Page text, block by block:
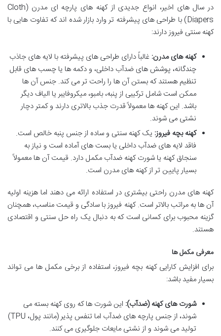
در سال های اخیر، انواع جدیدی از کهنه های پارچه ای مدرن (Cloth
Diapers) با طراحی های پیشرفته تر وارد بازار شده اند که تفاوت هایی با
کهنه سنتی فیروز دارند:
کهنه های مدرن: غالباً دارای طراحی های پیشرفته با لایه های جاذب
چندگانه، پوشش های ضدآب داخلی، و دکمه ها یا چسب های قابل
تنظیم هستند که بستن آن ها را راحت تر می کند. جنس آن ها
ممکن است شامل ترکیبی از پنبه، بامبو، میکروفایبر یا الیاف دیگر
باشد. این کهنه ها معمولاً قدرت جذب بالاتری دارند و کمتر دچار
نشتی می شوند.
کهنه بچه فیروز: یک کهنه سنتی و ساده از جنس پنبه خالص است.
فاقد لایه های ضدآب داخلی یا بست های آماده است و نیاز به
سنجاق کهنه یا شورت کهنه ضدآب مکمل دارد. قیمت آن ها معمولاً
بسیار پایین تر از کهنه های مدرن است.
کهنه های مدرن راحتی بیشتری در استفاده ارائه می دهند اما هزینه اولیه
آن ها به مراتب بالاتر است. کهنه فیروز با سادگی و قیمت مناسب، همچنان
گزینه محبوب برای کسانی است که به دنبال یک راه حل سنتی و اقتصادی
هستند.
معرفی مکمل ها
برای افزایش کارایی کهنه بچه فیروز، استفاده از برخی مکمل ها می تواند
بسیار مفید باشد:
شورت های کهنه (ضدآب): این شورت ها که روی کهنه بسته می
شوند، از جنس پارچه های ضدآب اما تنفس پذیر (مانند پول، TPU)
تولید می شوند و از نشتی مایعات جلوگیری می کنند.